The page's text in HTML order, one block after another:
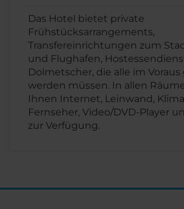
Das Hotel bietet private
Frühstücksarrangements,
Transfereinrichtungen zum
und Flughafen,
Dolmetscher, die alle im
werden müssen. In allen
Ihnen Internet, Leinwand,
Fernseher, Video/DVD-Player
zur Verfügung.